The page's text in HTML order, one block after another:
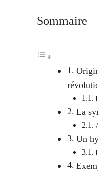
Sommaire
La
Un